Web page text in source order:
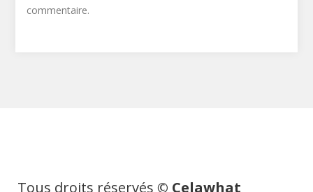
commentaire.
Tous droits réservés © Celawhat